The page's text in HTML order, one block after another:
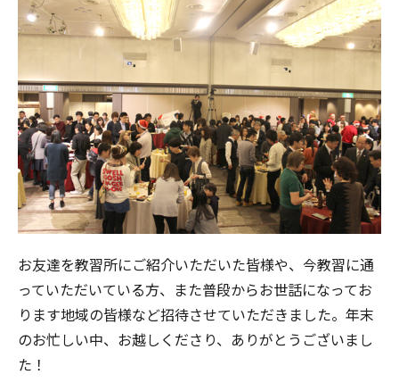
お友達を教習所にご紹介いただいた皆様や、今教習に通
っていただいている方、また普段からお世話になってお
ります地域の皆様など招待させていただきました。年末
のお忙しい中、お越しくださり、ありがとうございまし
た！